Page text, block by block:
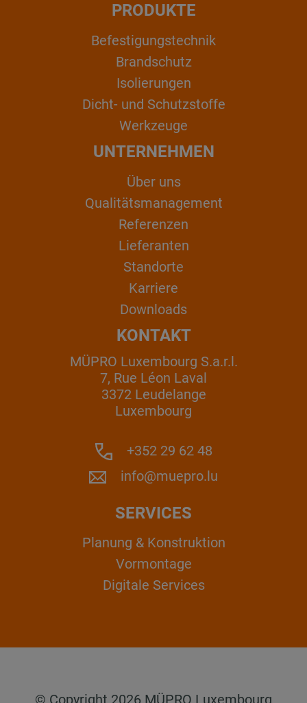
PRODUKTE
Befestigungstechnik
Brandschutz
Isolierungen
Dicht- und Schutzstoffe
Werkzeuge
UNTERNEHMEN
Über uns
Qualitätsmanagement
Referenzen
Lieferanten
Standorte
Karriere
Downloads
KONTAKT
MÜPRO Luxembourg S.a.r.l.
7, Rue Léon Laval
3372 Leudelange
Luxembourg
+352 29 62 48
info@muepro.lu
SERVICES
Planung & Konstruktion
Vormontage
Digitale Services
© Copyright 2026 MÜPRO Luxembourg